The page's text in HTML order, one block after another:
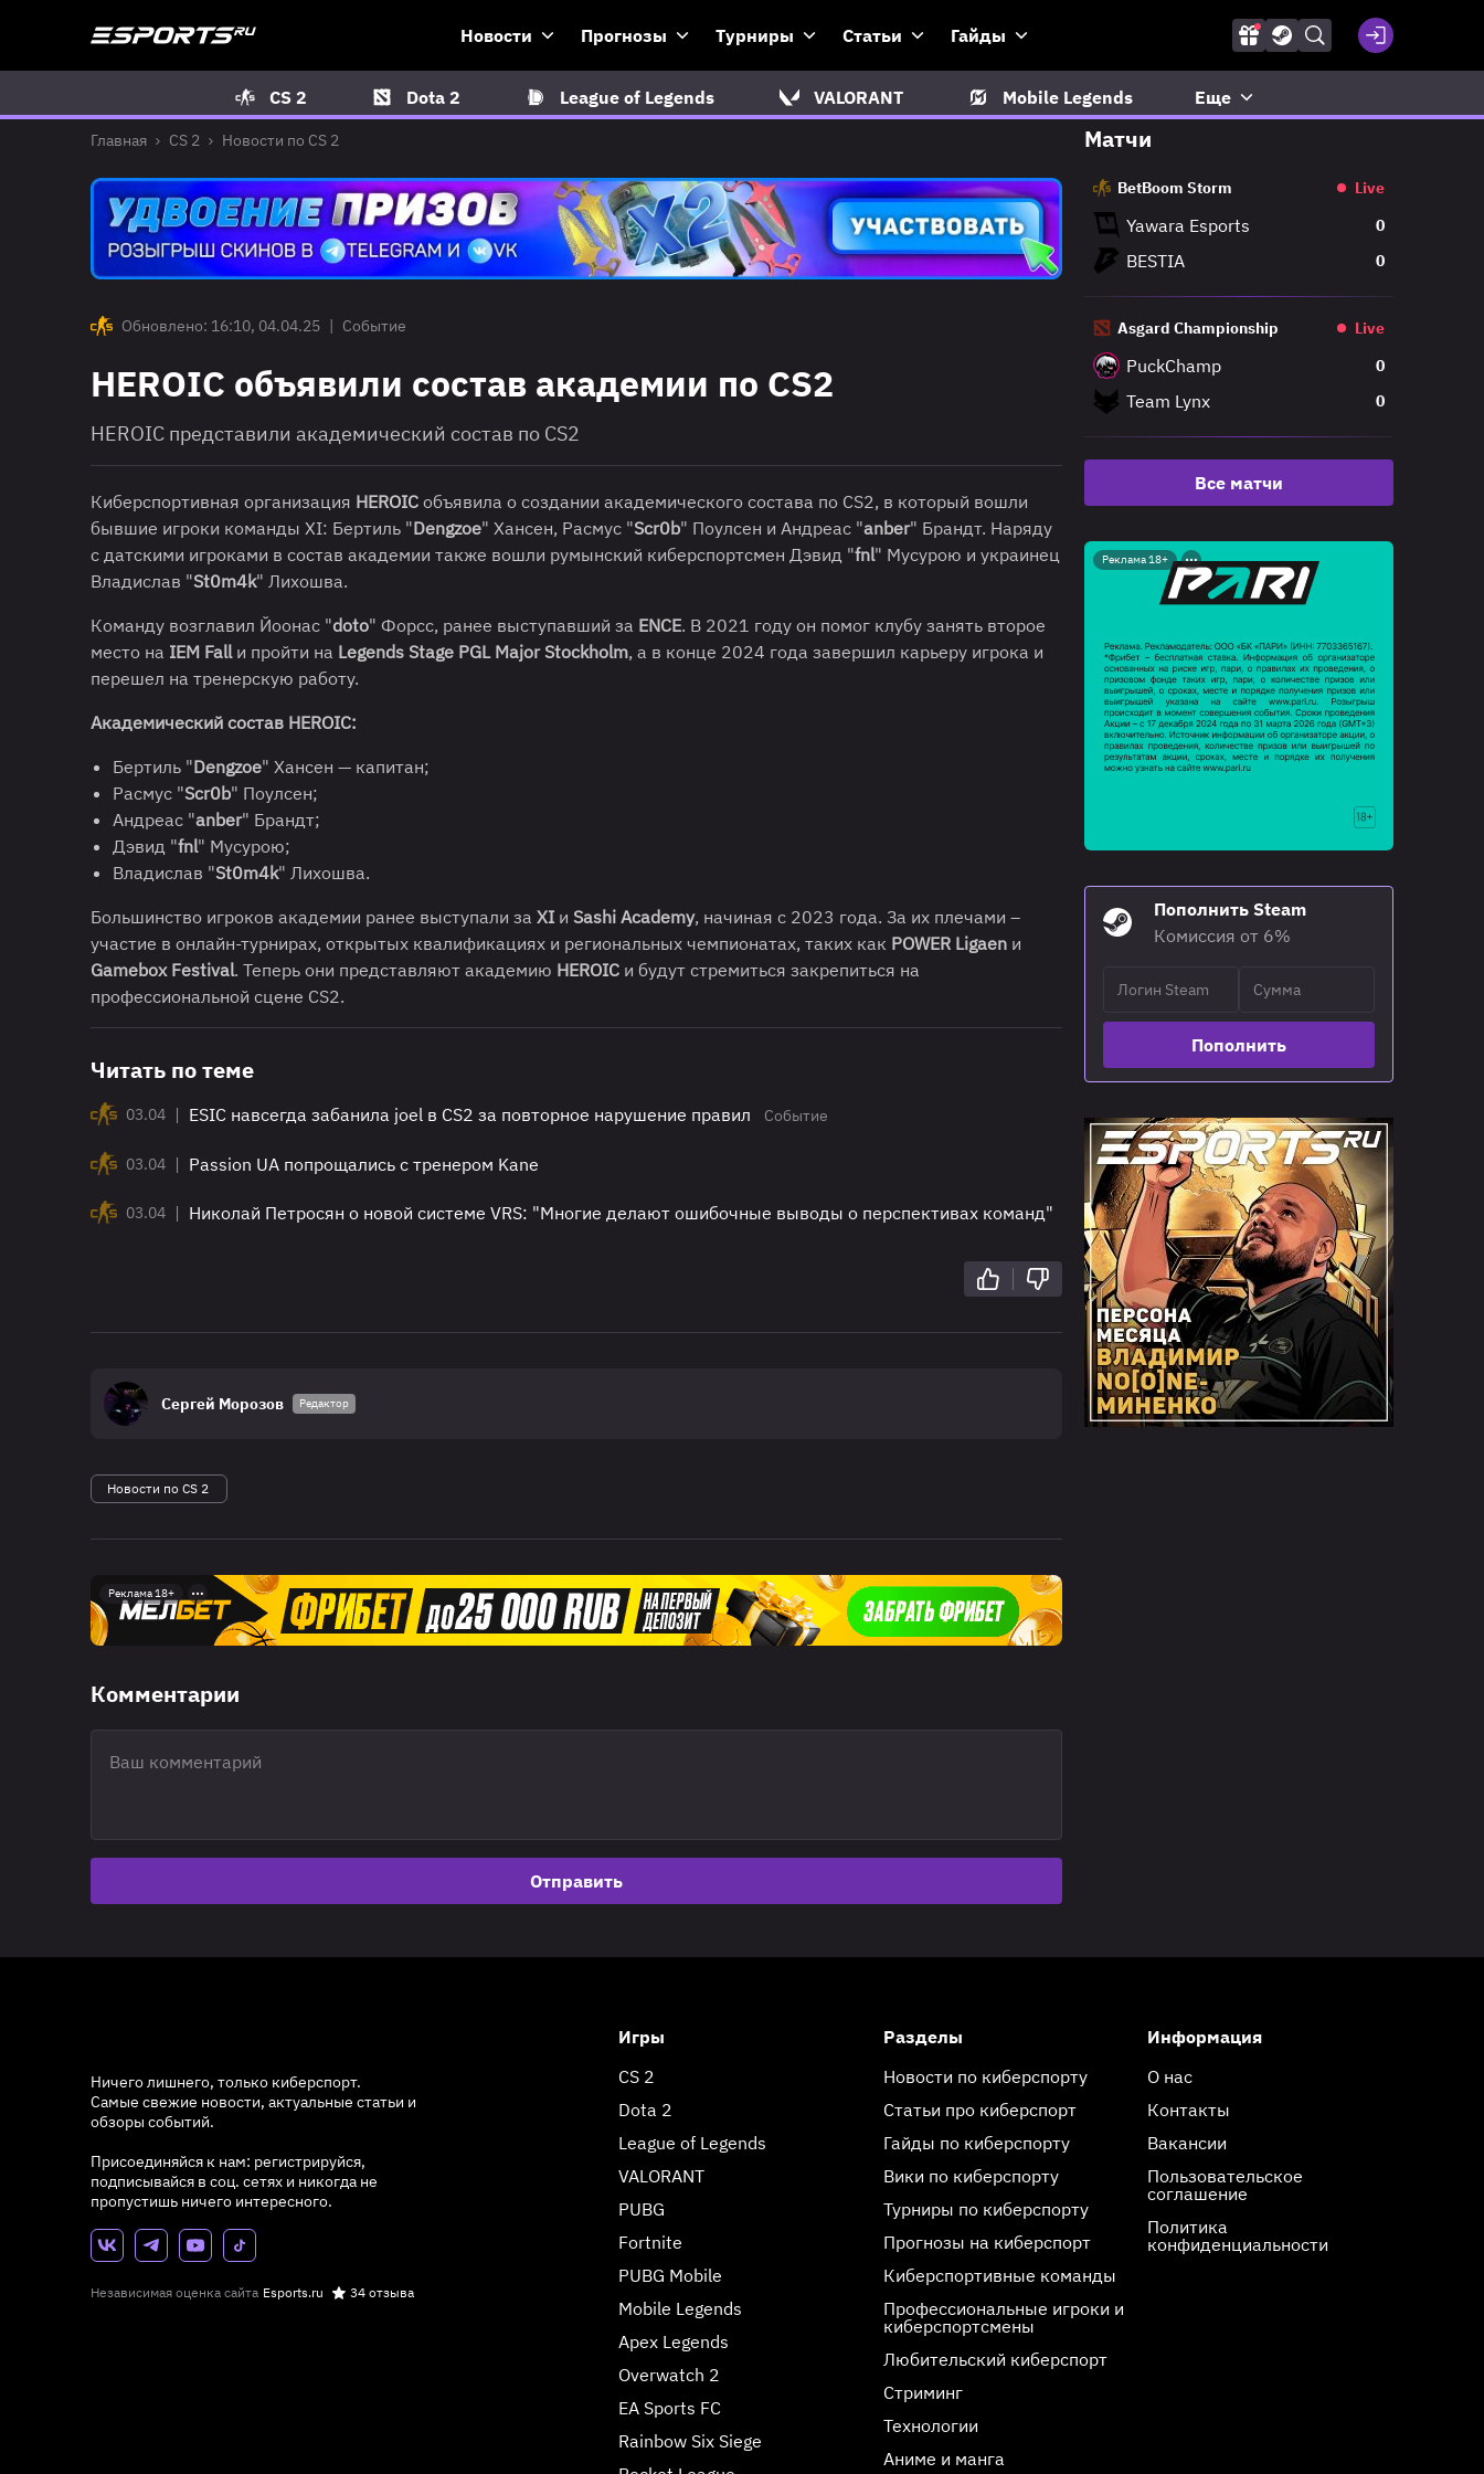
Новости Прогнозы Турниры Статьи Гайды
CS 2 Dota 2 League of Legends VALORANT Mobile Legends Еще
Главная CS 2 Новости по CS 2
Обновлено: 16:10, 04.04.25 | Событие
HEROIC объявили состав академии по CS2
HEROIC представили академический состав по CS2
Киберспортивная организация HEROIC объявила о создании академического состава по CS2, в который вошли
бывшие игроки команды XI: Бертиль "Dengzoe" Хансен, Расмус "Scr0b" Поулсен и Андреас "anber" Брандт. Наряду
с датскими игроками в состав академии также вошли румынский киберспортсмен Дэвид "fnl" Мусурою и украинец
Владислав "St0m4k" Лихошва.
Команду возглавил Йоонас "doto" Форсс, ранее выступавший за ENCE. В 2021 году он помог клубу занять второе
место на IEM Fallи пройти на Legends Stage PGL Major Stockholm, а в конце 2024 года завершил карьеру игрока и
перешел на тренерскую работу.
Академический состав HEROIC:
Бертиль "Dengzoe" Хансен — капитан;
Расмус "Scr0b" Поулсен;
Андреас "anber" Брандт;
Дэвид "fnl" Мусурою;
Владислав "St0m4k" Лихошва.
Большинство игроков академии ранее выступали за XI и Sashi Academy, начиная с 2023 года. За их плечами –
участие в онлайн-турнирах, открытых квалификациях и региональных чемпионатах, таких как POWER Ligaen и
Gamebox Festival. Теперь они представляют академию HEROIC и будут стремиться закрепиться на
профессиональной сцене CS2.
Читать по теме
03.04 | ESIC навсегда забанила joel в CS2 за повторное нарушение правил Событие
03.04 | Passion UA попрощались с тренером Kane
03.04 | Николай Петросян о новой системе VRS: "Многие делают ошибочные выводы о перспективах команд"
Сергей Морозов Редактор
Новости по CS 2
Реклама 18+
Комментарии
Отправить
Матчи
BetBoom Storm Live
Yawara Esports 0
BESTIA 0
Asgard Championship Live
PuckChamp 0
Team Lynx 0
Все матчи
Реклама 18+
Пополнить Steam
Комиссия от 6%
Пополнить
Ничего лишнего, только киберспорт.
Самые свежие новости, актуальные статьи и
обзоры событий.
Присоединяйся к нам: регистрируйся,
подписывайся в соц. сетях и никогда не
пропустишь ничего интересного.
Независимая оценка сайта Esports.ru 34 отзыва
Игры
CS 2
Dota 2
League of Legends
VALORANT
PUBG
Fortnite
PUBG Mobile
Mobile Legends
Apex Legends
Overwatch 2
EA Sports FC
Rainbow Six Siege
Разделы
Новости по киберспорту
Статьи про киберспорт
Гайды по киберспорту
Вики по киберспорту
Турниры по киберспорту
Прогнозы на киберспорт
Киберспортивные команды
Профессиональные игроки и
киберспортсмены
Любительский киберспорт
Стриминг
Технологии
Аниме и манга
Информация
О нас
Контакты
Вакансии
Пользовательское
соглашение
Политика
конфиденциальности